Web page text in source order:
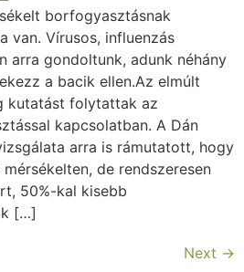
borfogyasztásnak
van. Vírusos, influenzás
arra gondoltunk, adunk néhány
a bacik ellen.Az elmúlt
kutatást folytattak az
kapcsolatban. A Dán
arra is rámutatott, hogy
de rendszeresen
50%-kal kisebb
[…]
Next →